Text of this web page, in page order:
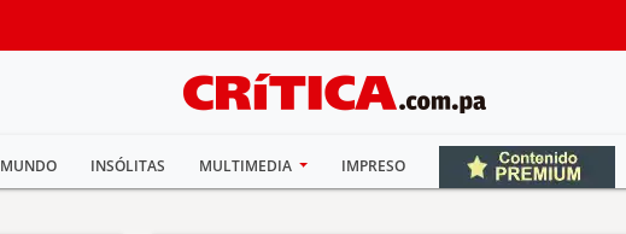
MUNDO INSÓLITAS MULTIMEDIA IMPRESO